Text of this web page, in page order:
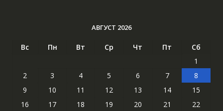
АВГУСТ 2026
Вс Пн Вт Ср Чт Пт
Сб
1
2
3 4 5 6 7
8
9
10 11 12 13 14
15
16
17 18 19 20 21
22